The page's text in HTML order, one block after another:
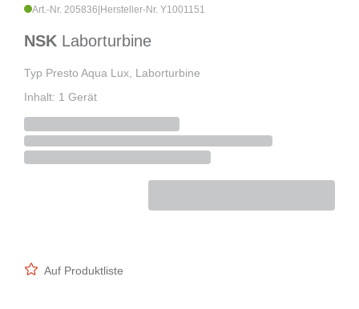
Art.-Nr. 205836 Hersteller-Nr. Y1001151
NSK Laborturbine
Typ Presto Aqua Lux, Laborturbine
Inhalt: 1 Gerät
Auf Produktliste